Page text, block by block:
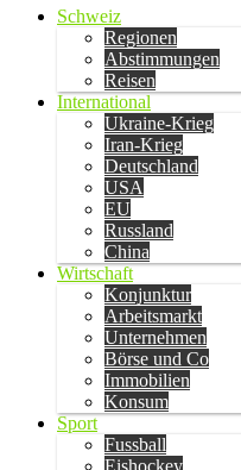
Schweiz
Regionen
Abstimmungen
Reisen
International
Ukraine-Krieg
Iran-Krieg
Deutschland
USA
EU
Russland
China
Wirtschaft
Konjunktur
Arbeitsmarkt
Unternehmen
Börse und Co
Immobilien
Konsum
Sport
Fussball
Eishockey